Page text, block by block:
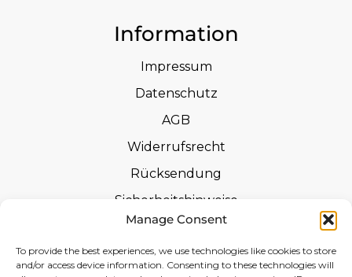
Manage Consent
To provide the best experiences, we use technologies like cookies to store
and/or access device information. Consenting to these technologies will
Information
Impressum
Datenschutz
AGB
Widerrufsrecht
Rücksendung
Sicherheitshinweise
Zertifizierungen
Leistungserklärungen